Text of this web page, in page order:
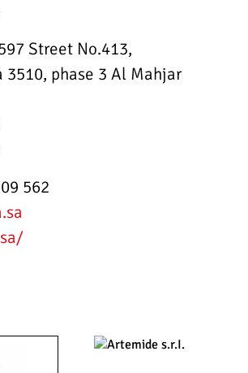
Street No.413,
3510, phase 3 Al Mahjar
562